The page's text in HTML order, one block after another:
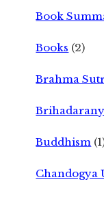
Book
Books (2)
Brahma
Buddhism
Chandogya